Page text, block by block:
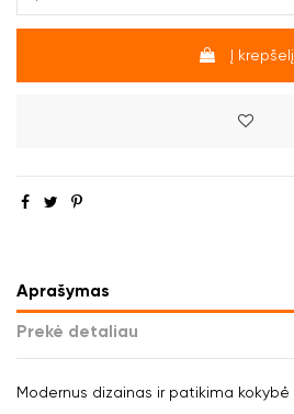
Į krepšelį
Aprašymas
Prekė detaliau
Modernus dizainas ir patikima kokybė